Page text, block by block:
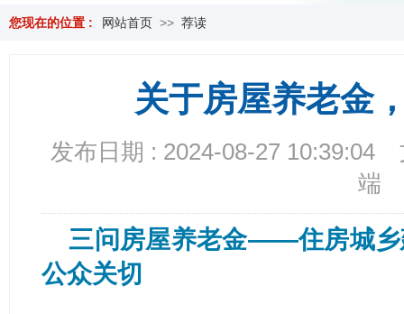
您现在的位置 : 网站首页 >> 荐读
关于房屋养老金
发布日期 : 2024-08-27 10:39:04
端
三问房屋养老金——住房城乡
公众关切